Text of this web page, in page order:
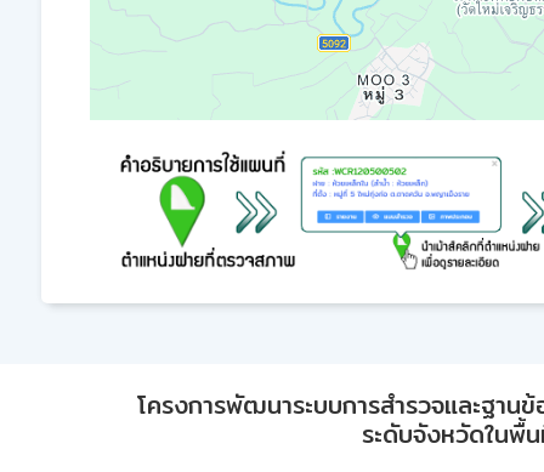
โครงการพัฒนาระบบการสำรวจและฐา
ระดับจังหวัดในพื้